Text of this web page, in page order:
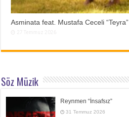
Asminata feat. Mustafa Ceceli “Teyra”
Söz Müzik
Reynmen “İnsafsız”
31 Temmuz 2026